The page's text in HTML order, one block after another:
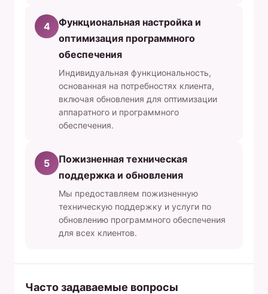
4
Функциональная настройка и
оптимизация программного
обеспечения
Индивидуальная функциональность,
основанная на потребностях клиента,
включая обновления для оптимизации
аппаратного и программного
обеспечения.
5
Пожизненная техническая
поддержка и обновления
Мы предоставляем пожизненную
техническую поддержку и услуги по
обновлению программного обеспечения
для всех клиентов.
Часто задаваемые вопросы